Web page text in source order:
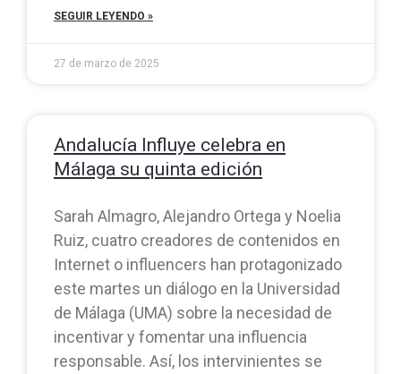
SEGUIR LEYENDO »
27 de marzo de 2025
Andalucía Influye celebra en
Málaga su quinta edición
Sarah Almagro, Alejandro Ortega y Noelia
Ruiz, cuatro creadores de contenidos en
Internet o influencers han protagonizado
este martes un diálogo en la Universidad
de Málaga (UMA) sobre la necesidad de
incentivar y fomentar una influencia
responsable. Así, los intervinientes se